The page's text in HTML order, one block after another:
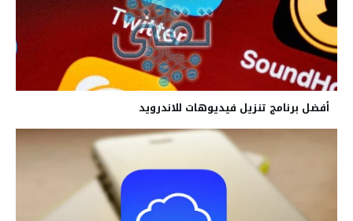
أفضل برنامج تنزيل فيديوهات للاندرويد